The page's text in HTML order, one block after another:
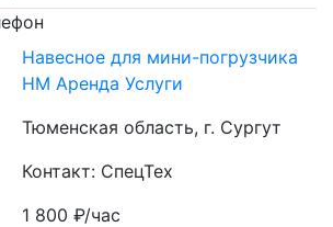
Навесное для мини-погрузчика
HM Аренда Услуги
Тюменская область, г. Сургут
Контакт: СпецТех
1 800₽/час